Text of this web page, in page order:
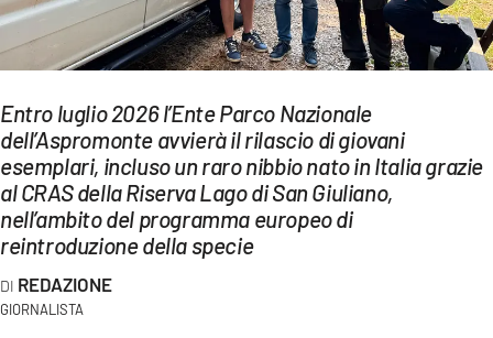
Streaming
LAC TV
LAC ONAIR
LaC
Network
LACTV.IT
Entro luglio 2026 l’Ente Parco Nazionale
dell’Aspromonte avvierà il rilascio di giovani
esemplari, incluso un raro nibbio nato in Italia grazie
al CRAS della Riserva Lago di San Giuliano,
nell’ambito del programma europeo di
reintroduzione della specie
REDAZIONE
GIORNALISTA